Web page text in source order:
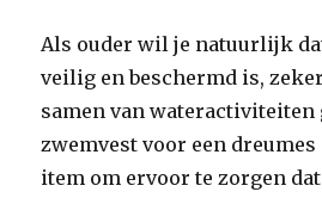
Als ouder wil je natuurlijk
veilig en beschermd is,
samen van wateractiviteiten
zwemvest voor een
item om ervoor te zorgen